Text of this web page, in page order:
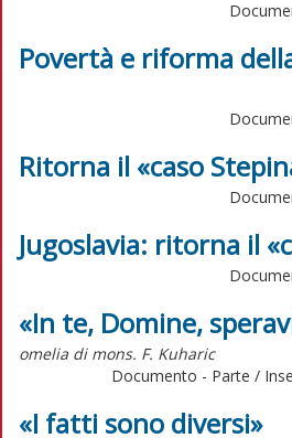
Povertà e riforma
Ritorna il «caso
Jugoslavia: ritorna il
«In te, Domine,
omelia di mons. F. Kuharic
Documento - Parte /
«I fatti sono diversi»